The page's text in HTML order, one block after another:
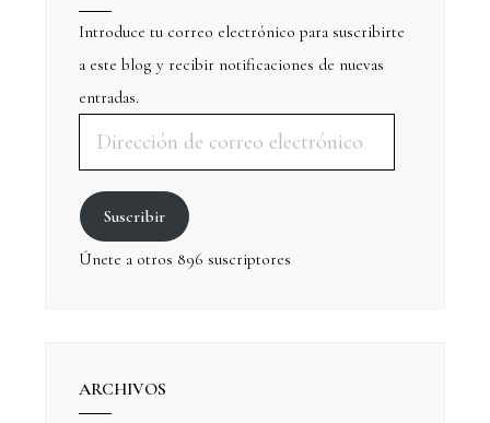
Introduce tu correo electrónico para suscribirte
a este blog y recibir notificaciones de nuevas
entradas.
Suscribir
Únete a otros 896 suscriptores
ARCHIVOS